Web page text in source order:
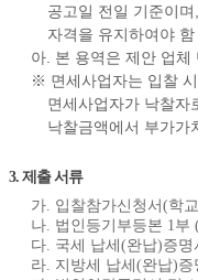
공고일 전일 기준이
자격을 유지하여야 함
아. 본 용역은 제안 업
※ 면세사업자는 입찰
면세사업자가 낙찰자
낙찰금액에서 부가가
3. 제출 서류
가. 입찰참가신청서(학
나. 법인등기부등본 1부
다. 국세 납세(완납)증명
라. 지방세 납세(완납)증